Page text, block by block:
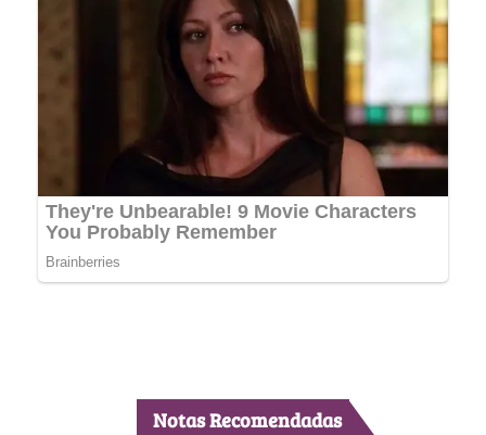
Notas Recomendadas